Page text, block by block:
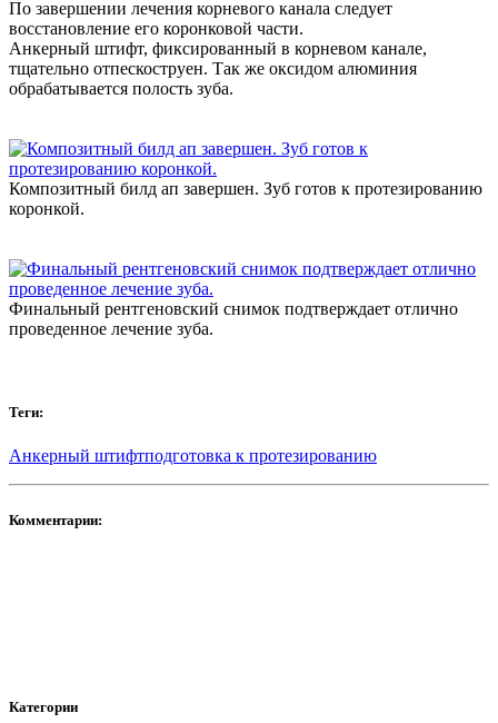
По завершении лечения корневого канала следует
восстановление его коронковой части.
Анкерный штифт, фиксированный в корневом канале,
тщательно отпескоструен. Так же оксидом алюминия
обрабатывается полость зуба.
Композитный билд ап завершен. Зуб готов к протезированию
коронкой.
Финальный рентгеновский снимок подтверждает отлично
проведенное лечение зуба.
Теги:
Анкерный штифтподготовка к протезированию
Комментарии:
Категории